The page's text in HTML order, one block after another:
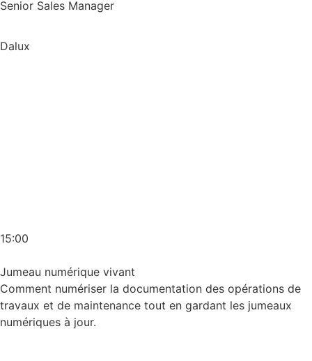
Senior Sales Manager
Dalux
15:00
Jumeau numérique vivant
Comment numériser la documentation des opérations de
travaux et de maintenance tout en gardant les jumeaux
numériques à jour.